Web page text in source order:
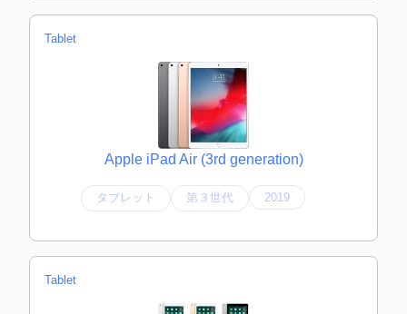
Tablet
Apple iPad Air (3rd generation)
タブレット 第３世代 2019
Tablet